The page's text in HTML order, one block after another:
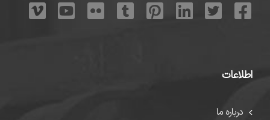
اطلاعات
درباره ما